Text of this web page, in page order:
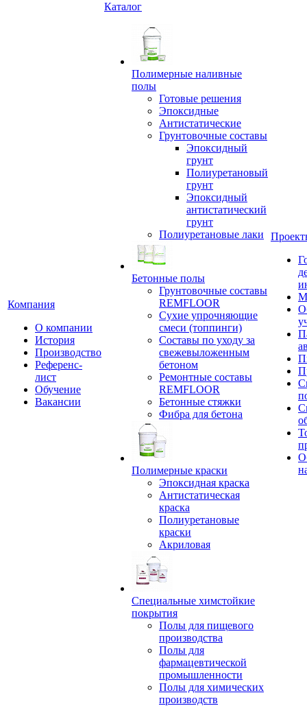
Компания
О компании
История
Производство
Референс-
лист
Обучение
Вакансии
Каталог
Полимерные наливные
полы
Готовые решения
Эпоксидные
Антистатические
Грунтовочные составы
Эпоксидный
грунт
Полиуретановый
грунт
Эпоксидный
антистатический
грунт
Полиуретановые лаки
Бетонные полы
Грунтовочные составы
REMFLOOR
Сухие упрочняющие
смеси (топпинги)
Составы по уходу за
свежевыложенным
бетоном
Ремонтные составы
REMFLOOR
Бетонные стяжки
Фибра для бетона
Полимерные краски
Эпоксидная краска
Антистатическая
краска
Полиуретановые
краски
Акриловая
Специальные химстойкие
покрытия
Полы для пищевого
производства
Полы для
фармацевтической
промышленности
Полы для химических
производств